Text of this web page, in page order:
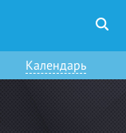
Календарь